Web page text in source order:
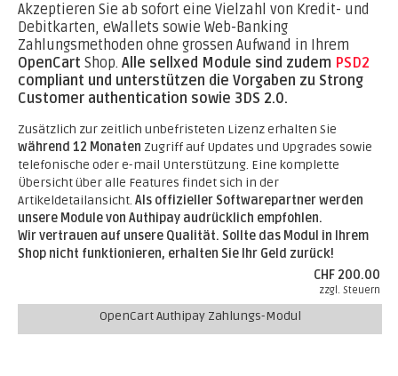
Akzeptieren Sie ab sofort eine Vielzahl von Kredit- und
Debitkarten, eWallets sowie Web-Banking
Zahlungsmethoden ohne grossen Aufwand in Ihrem
OpenCart Shop. Alle sellxed Module sind zudem PSD2
compliant und unterstützen die Vorgaben zu Strong
Customer authentication sowie 3DS 2.0.
Zusätzlich zur zeitlich unbefristeten Lizenz erhalten Sie
während 12 Monaten Zugriff auf Updates und Upgrades sowie
telefonische oder e-mail Unterstützung. Eine komplette
Übersicht über alle Features findet sich in der
Artikeldetailansicht. Als offizieller Softwarepartner werden
unsere Module von Authipay audrücklich empfohlen.
Wir vertrauen auf unsere Qualität. Sollte das Modul in Ihrem
Shop nicht funktionieren, erhalten Sie Ihr Geld zurück!
CHF 200.00
zzgl. Steuern
OpenCart Authipay Zahlungs-Modul